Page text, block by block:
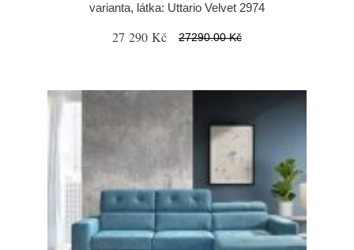
varianta, látka: Uttario Velvet 2974
27 290 Kč 27290.00 Kč